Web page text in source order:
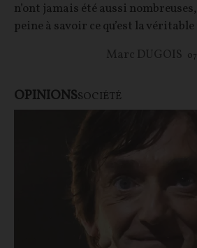
n’ont jamais été aussi
peine à savoir ce qu’est la
Marc DUGOIS
OPINIONSSOCIÉTÉ